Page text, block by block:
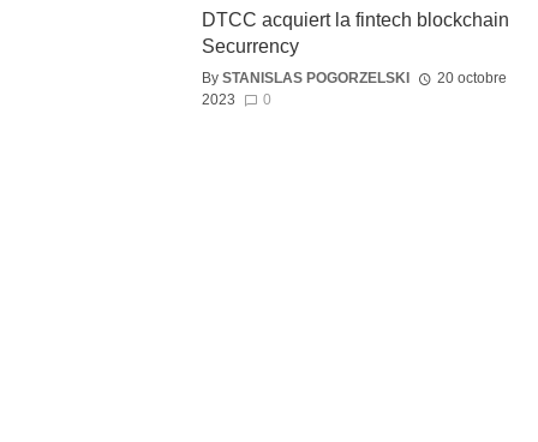
DTCC acquiert la fintech blockchain
Securrency
By STANISLAS POGORZELSKI
20 octobre
2023
0